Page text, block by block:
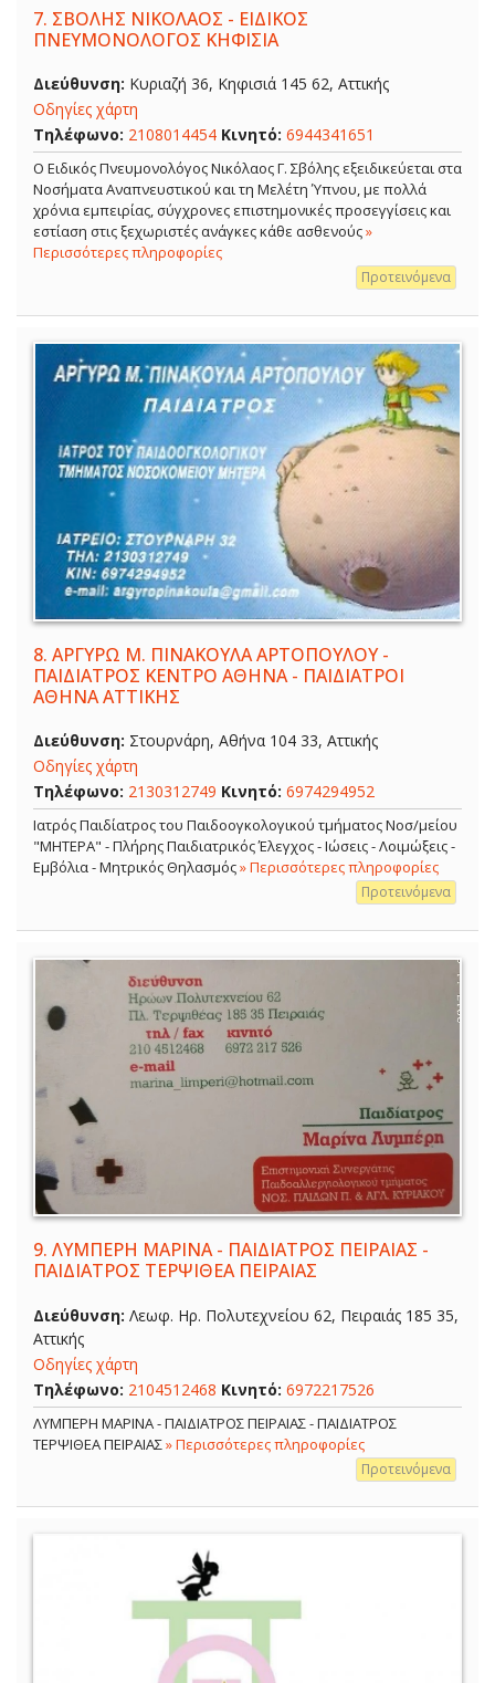
7. ΣΒΟΛΗΣ ΝΙΚΟΛΑΟΣ - ΕΙΔΙΚΟΣ
ΠΝΕΥΜΟΝΟΛΟΓΟΣ ΚΗΦΙΣΙΑ
Διεύθυνση: Κυριαζή 36, Κηφισιά 145 62, Αττικής
Οδηγίες χάρτη
Τηλέφωνο: 2108014454 Κινητό: 6944341651
O Ειδικός Πνευμονολόγος Νικόλαος Γ. Σβόλης εξειδικεύεται στα
Νοσήματα Αναπνευστικού και τη Μελέτη Ύπνου, με πολλά
χρόνια εμπειρίας, σύγχρονες επιστημονικές προσεγγίσεις και
εστίαση στις ξεχωριστές ανάγκες κάθε ασθενούς»
Περισσότερες πληροφορίες
Προτεινόμενα
8. ΑΡΓΥΡΩ Μ. ΠΙΝΑΚΟΥΛΑ ΑΡΤΟΠΟΥΛΟΥ -
ΠΑΙΔΙΑΤΡΟΣ ΚΕΝΤΡΟ ΑΘΗΝΑ - ΠΑΙΔΙΑΤΡΟΙ
ΑΘΗΝΑ ΑΤΤΙΚΗΣ
Διεύθυνση: Στουρνάρη, Αθήνα 104 33, Αττικής
Οδηγίες χάρτη
Τηλέφωνο: 2130312749 Κινητό: 6974294952
Ιατρός Παιδίατρος του Παιδοογκολογικού τμήματος Νοσ/μείου
"ΜΗΤΕΡΑ" - Πλήρης Παιδιατρικός Έλεγχος - Ιώσεις - Λοιμώξεις -
Εμβόλια - Μητρικός Θηλασμός» Περισσότερες πληροφορίες
Προτεινόμενα
9. ΛΥΜΠΕΡΗ ΜΑΡΙΝΑ - ΠΑΙΔΙΑΤΡΟΣ ΠΕΙΡΑΙΑΣ -
ΠΑΙΔΙΑΤΡΟΣ ΤΕΡΨΙΘΕΑ ΠΕΙΡΑΙΑΣ
Διεύθυνση: Λεωφ. Ηρ. Πολυτεχνείου 62, Πειραιάς 185 35,
Αττικής
Οδηγίες χάρτη
Τηλέφωνο: 2104512468 Κινητό: 6972217526
ΛΥΜΠΕΡΗ ΜΑΡΙΝΑ - ΠΑΙΔΙΑΤΡΟΣ ΠΕΙΡΑΙΑΣ - ΠΑΙΔΙΑΤΡΟΣ
ΤΕΡΨΙΘΕΑ ΠΕΙΡΑΙΑΣ» Περισσότερες πληροφορίες
Προτεινόμενα